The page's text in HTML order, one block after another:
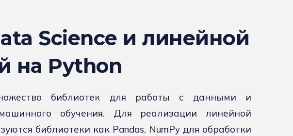
Science и линейной
на Python
библиотек для работы с данными и
обучения. Для реализации линейной
библиотеки как Pandas, NumPy для обработки